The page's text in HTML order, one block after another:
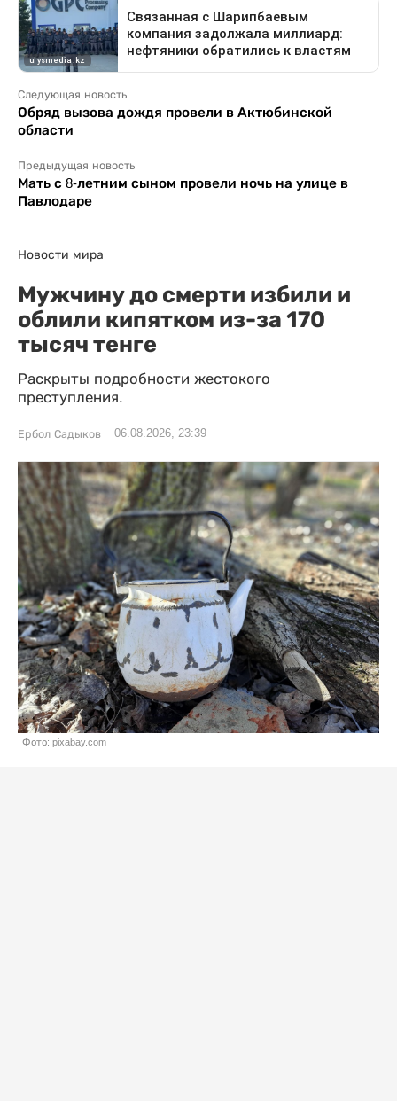
Следующая новость
Обряд вызова дождя провели в Актюбинской
области
Предыдущая новость
Мать с 8-летним сыном провели ночь на улице в
Павлодаре
Новости мира
Мужчину до смерти избили и
облили кипятком из-за 170
тысяч тенге
Раскрыты подробности жестокого
преступления.
Ербол Садыков 06.08.2026, 23:39
Фото: pixabay.com